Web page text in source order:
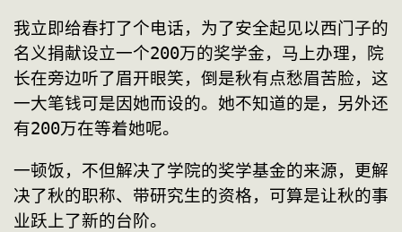
我立即给春打了个电话，为了安全起见以西门子的
名义捐献设立一个200万的奖学金，马上办理，院
长在旁边听了眉开眼笑，倒是秋有点愁眉苦脸，这
一大笔钱可是因她而设的。她不知道的是，另外还
有200万在等着她呢。
一顿饭，不但解决了学院的奖学基金的来源，更解
决了秋的职称、带研究生的资格，可算是让秋的事
业跃上了新的台阶。